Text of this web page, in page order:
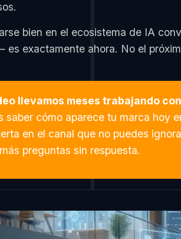
bien en el ecosistema de IA
exactamente ahora. No el
llevamos meses trabajando
saber cómo aparece tu marca hoy
en el canal que no puedes
preguntas sin respuesta.